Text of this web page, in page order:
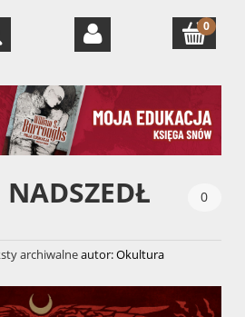
0
archiwalneautor:Okultura